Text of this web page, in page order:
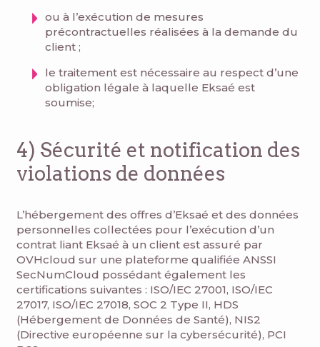
ou à l’exécution de mesures
précontractuelles réalisées à la demande du
client ;
le traitement est nécessaire au respect d’une
obligation légale à laquelle Eksaé est
soumise;
4) Sécurité et notification des
violations de données
L’hébergement des offres d’Eksaé et des données
personnelles collectées pour l’exécution d’un
contrat liant Eksaé à un client est assuré par
OVHcloud sur une plateforme qualifiée ANSSI
SecNumCloud possédant également les
certifications suivantes : ISO/IEC 27001, ISO/IEC
27017, ISO/IEC 27018, SOC 2 Type II, HDS
(Hébergement de Données de Santé), NIS2
(Directive européenne sur la cybersécurité), PCI